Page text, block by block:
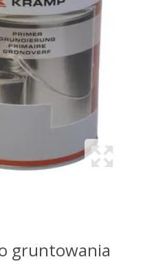
gruntowania